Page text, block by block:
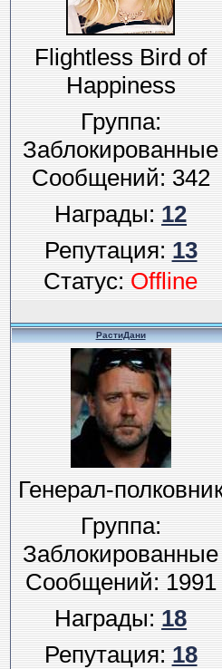
Flightless Bird of
Happiness
Группа:
Заблокированные
Сообщений:342
Награды:12
Репутация:13
Статус:Offline
РастиДани
Генерал-
Группа:
Заблокированные
Сообщений:1991
Награды:18
Репутация:18